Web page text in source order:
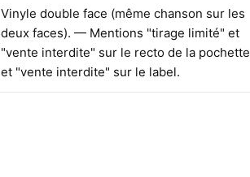
Vinyle double face (même chanson sur les
deux faces). — Mentions "tirage limité" et
"vente interdite" sur le recto de la pochette
et "vente interdite" sur le label.